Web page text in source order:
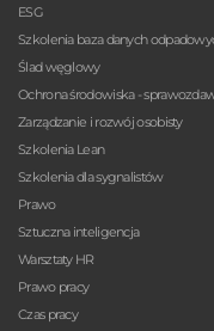
ESG
Szkolenia baza danych
Ślad węglowy
Ochrona środowiska -
Zarządzanie i rozwój osobisty
Szkolenia Lean
Szkolenia dla sygnalistów
Prawo
Sztuczna inteligencja
Warsztaty HR
Prawo pracy
Czas pracy